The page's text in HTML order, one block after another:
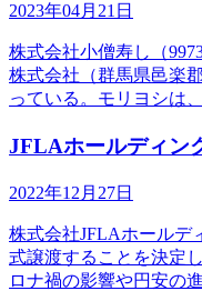
2023年04月21日
株式会社小僧寿し（
株式会社（群馬県邑楽
っている。モリヨシは
JFLAホールディン
2022年12月27日
株式会社JFLAホールデ
式譲渡することを決定
ロナ禍の影響や円安の